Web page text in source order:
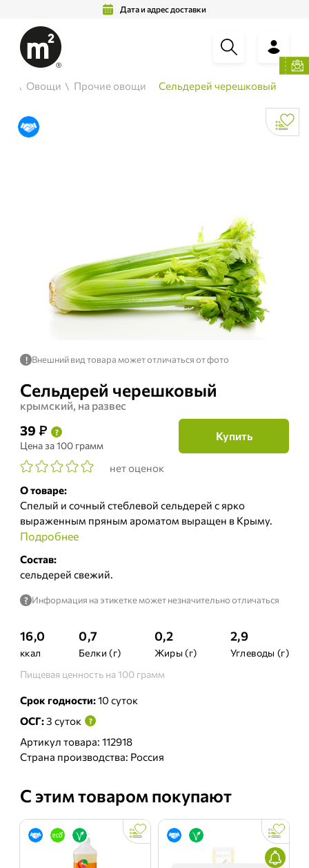
Дата и адрес доставки
Овощи Прочие овощи Сельдерей черешковый
! Внешний вид товара может отличаться от фото
Сельдерей черешковый
крымский, на развес
39 ₽ ?
Цена за 100 грамм
Купить
нет оценок
О товаре:
Спелый и сочный стеблевой сельдерей с ярко
выраженным пряным ароматом выращен в Крыму.
Подробнее
Состав:
сельдерей свежий.
? Информация на этикетке может незначительно отличаться
16,0
ккал
0,7
Белки (г)
0,2
Жиры (г)
2,9
Углеводы (г)
Пищевая ценность на 100 грамм
Срок годности:10 суток
ОСГ:3 суток ?
Артикул товара: 112918
Страна производства: Россия
С этим товаром покупают